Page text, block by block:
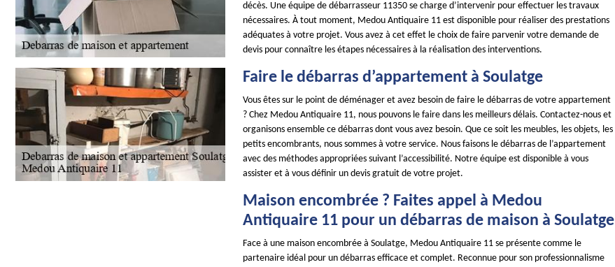
décès. Une équipe de débarrasseur 11350 se charge d’intervenir pour effectuer les travaux
nécessaires. À tout moment, Medou Antiquaire 11 est disponible pour réaliser des prestations
adéquates à votre projet. Vous avez à cet effet le choix de faire parvenir votre demande de
devis pour connaître les étapes nécessaires à la réalisation des interventions.
Faire le débarras d’appartement à Soulatge
Vous êtes sur le point de déménager et avez besoin de faire le débarras de votre appartement
? Chez Medou Antiquaire 11, nous pouvons le faire dans les meilleurs délais. Contactez-nous et
organisons ensemble ce débarras dont vous avez besoin. Que ce soit les meubles, les objets, les
petits encombrants, nous sommes à votre service. Nous faisons le débarras de l’appartement
avec des méthodes appropriées suivant l’accessibilité. Notre équipe est disponible à vous
assister et à vous définir un devis gratuit de votre projet.
Maison encombrée ? Faites appel à Medou
Antiquaire 11 pour un débarras de maison à Soulatge
Face à une maison encombrée à Soulatge, Medou Antiquaire 11 se présente comme le
partenaire idéal pour un débarras efficace et complet. Reconnue pour son professionnalisme